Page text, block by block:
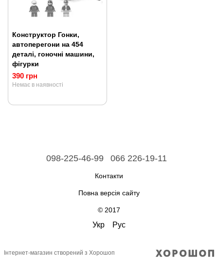
Конструктор Гонки,
автоперегони на 454
деталі, гоночні машини,
фігурки
390 грн
Немає в наявності
098-225-46-99 066 226-19-11
Контакти
Повна версія сайту
© 2017
Укр Рус
Інтернет-магазин створений з Хорошоп